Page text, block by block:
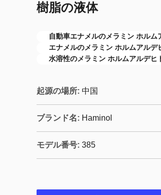
樹脂の液体
自動車エナメルのメラミン ホルム
エナメルのメラミン ホルムアルデ
水溶性のメラミン ホルムアルデヒ
起源の場所: 中国
ブランド名: Haminol
モデル番号: 385